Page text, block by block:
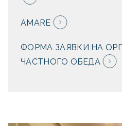
AMARE
ФОРМА ЗАЯВКИ НА
ЧАСТНОГО ОБЕДА